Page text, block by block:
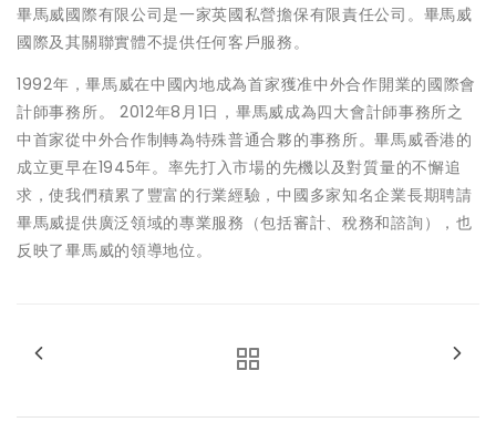
畢馬威國際有限公司是一家英國私營擔保有限責任公司。畢馬威
國際及其關聯實體不提供任何客戶服務。
1992年，畢馬威在中國內地成為首家獲准中外合作開業的國際會
計師事務所。 2012年8月1日，畢馬威成為四大會計師事務所之
中首家從中外合作制轉為特殊普通合夥的事務所。畢馬威香港的
成立更早在1945年。率先打入市場的先機以及對質量的不懈追
求，使我們積累了豐富的行業經驗，中國多家知名企業長期聘請
畢馬威提供廣泛領域的專業服務（包括審計、稅務和諮詢），也
反映了畢馬威的領導地位。